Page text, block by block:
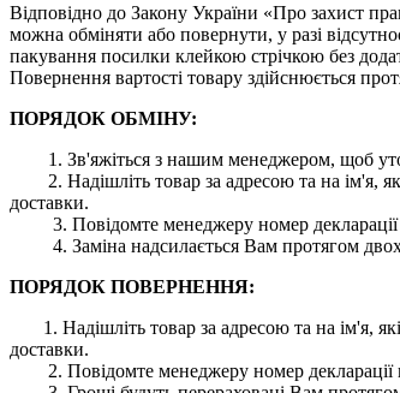
Відповідно до Закону України «Про захист
можна обміняти або повернути, у разі
пакування посилки клейкою стрічкою без
Повернення вартості товару здійснюється
ПОРЯДОК ОБМІНУ:
1. Зв'яжіться з нашим менеджером, щоб
2. Надішліть товар за адресою та на ім'я,
доставки.
3. Повідомте менеджеру номер декларації
4. Заміна надсилається Вам протягом двох
ПОРЯДОК ПОВЕРНЕННЯ:
1. Надішліть товар за адресою та на ім'я,
доставки.
2. Повідомте менеджеру номер декларації